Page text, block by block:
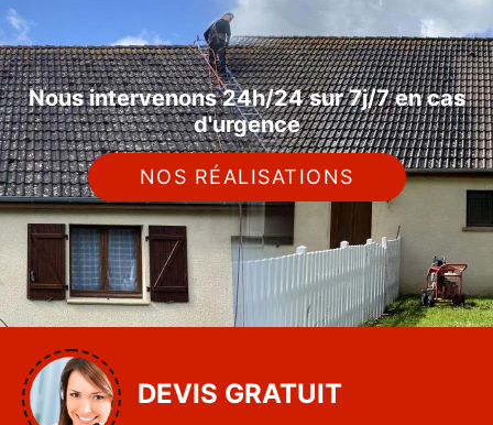
Nous intervenons 24h/24 sur 7j/7 en cas
d'urgence
NOS RÉALISATIONS
DEVIS GRATUIT